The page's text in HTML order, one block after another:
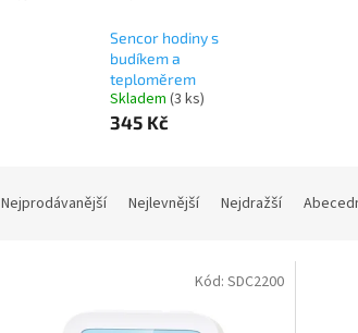
Sencor hodiny s
budíkem a
teploměrem
Skladem (3 ks)
345 Kč
Nejprodávanější Nejlevnější Nejdražší
Kód: SDC2200